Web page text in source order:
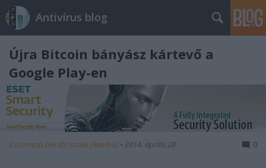
Antivírus blog
Újra Bitcoin bányász kártevő a
Google Play-en
Csizmazia Darab István [Rambo] • 2014. április 28. 0